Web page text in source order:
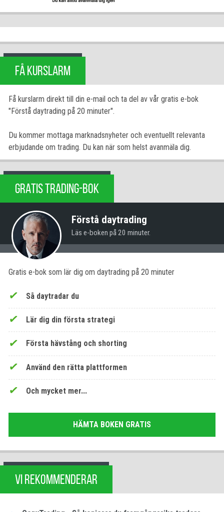
FÅ KURSLARM
Få kurslarm direkt till din e-mail och ta del av vår gratis e-bok
"Förstå daytrading på 20 minuter".
Du kommer mottaga marknadsnyheter och eventuellt relevanta
erbjudande om trading. Du kan när som helst avanmäla dig.
GRATIS TRADING-BOK
Förstå daytrading
Läs e-boken på 20 minuter.
Gratis e-bok som lär dig om daytrading på 20 minuter
Så daytradar du
Lär dig din första strategi
Första hävstång och shorting
Använd den rätta plattformen
Och mycket mer...
HÄMTA BOKEN GRATIS
VI REKOMMENDERAR